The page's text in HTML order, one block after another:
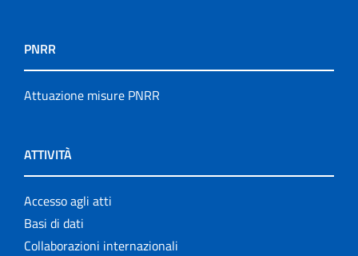
PNRR
Attuazione misure PNRR
ATTIVITÀ
Accesso agli atti
Basi di dati
Collaborazioni internazionali